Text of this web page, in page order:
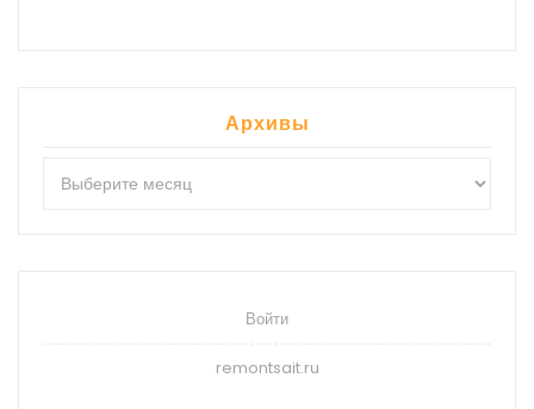
Архивы
Войти
remontsait.ru